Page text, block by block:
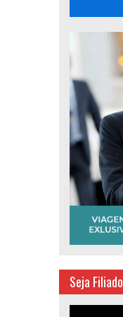
Seja Filiado